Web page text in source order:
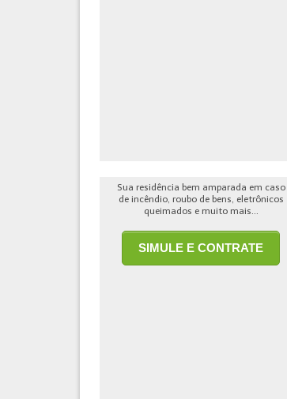
Sua residência bem amparada em caso
de incêndio, roubo de bens, eletrônicos
queimados e muito mais...
SIMULE E CONTRATE